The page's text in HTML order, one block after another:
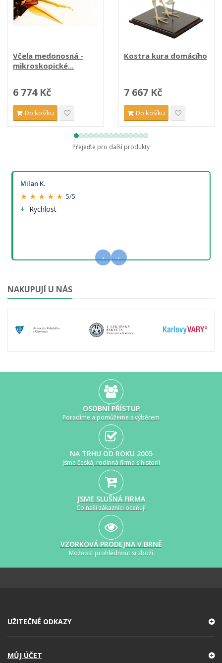
Včela medonosná -
mikroskopické...
6 774 Kč
Do košíku
Kostra kura domácího
7 667 Kč
Do košíku
Přejeďte pro další produkty
Milan K.
★ ★ ★ ★ ★ 5/5
Rychlost
‹ ›
NAKUPUJÍ U NÁS
OSOBNÍ PŘÍSTUP
Poradíme a pomůžeme s výběrem
NA TRHU OD ROKU 2005
Jsme česká, rodinná firma s historií
JSME SLUŠNÁ FIRMA
Co naši zákazníci oceňují
VZORKOVÁ PRODEJNA V BRNĚ
Možnost prohlédnout si zboží
UŽITEČNÉ ODKAZY
MŮJ ÚČET